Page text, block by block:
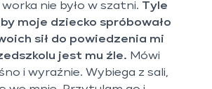
nie było w szatni. Tyle
moje dziecko spróbowało
sił do powiedzenia mi
jest mu źle. Mówi
i wyraźnie. Wybiega z sali,